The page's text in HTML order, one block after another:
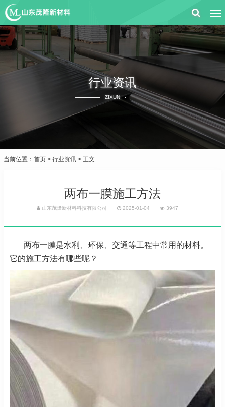
行业资讯
ZIXUN
当前位置： 首页 > 行业资讯 > 正文
两布一膜施工方法
山东茂隆新材料科技有限公司 2025-01-04 3947
两布一膜是水利、环保、交通等工程中常用的材料。
它的施工方法有哪些呢？